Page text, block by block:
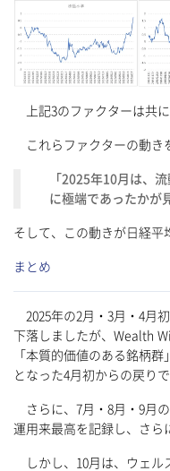
上記3のファクターは共に
これらファクターの動き
「2025年10月は、
に極端であったかが
そして、この動きが日経平
まとめ
2025年の2月・3月・4月
下落しましたが、Wealth
「本質的価値のある銘柄
となった4月初からの戻り
さらに、7月・8月・9月
運用来最高を記録し、さら
しかし、10月は、ウェル